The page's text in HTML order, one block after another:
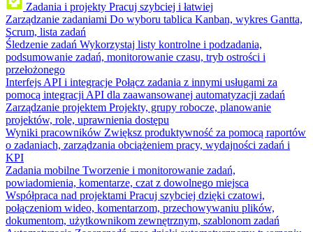
Zadania i projekty Pracuj szybciej i łatwiej
Zarządzanie zadaniami Do wyboru tablica Kanban, wykres Gantta,
Scrum, lista zadań
Śledzenie zadań Wykorzystaj listy kontrolne i podzadania,
podsumowanie zadań, monitorowanie czasu, tryb ostrości i
przełożonego
Interfejs API i integracje Połącz zadania z innymi usługami za
pomocą integracji API dla zaawansowanej automatyzacji zadań
Zarządzanie projektem Projekty, grupy robocze, planowanie
projektów, role, uprawnienia dostępu
Wyniki pracowników Zwiększ produktywność za pomocą raportów
o zadaniach, zarządzania obciążeniem pracy, wydajności zadań i
KPI
Zadania mobilne Tworzenie i monitorowanie zadań,
powiadomienia, komentarze, czat z dowolnego miejsca
Współpraca nad projektami Pracuj szybciej dzięki czatowi,
połączeniom wideo, komentarzom, przechowywaniu plików,
dokumentom, użytkownikom zewnętrznym, szablonom zadań